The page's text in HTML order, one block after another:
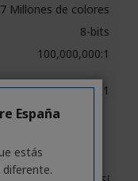
Millones de colores
8-bits
100,000,000:1
4,000:1
España
estás
diferente.